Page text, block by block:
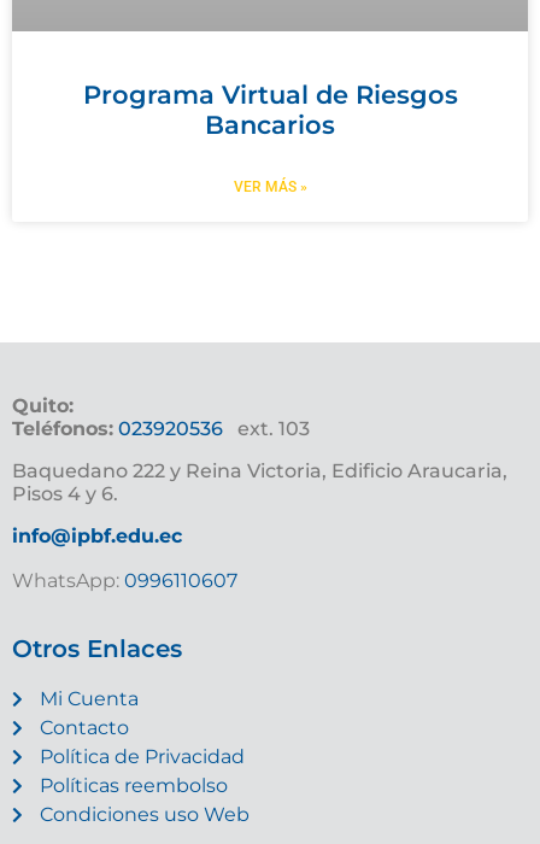
Programa Virtual de Riesgos
Bancarios
VER MÁS »
Quito:
Teléfonos: 023920536 ext. 103
Baquedano 222 y Reina Victoria, Edificio Araucaria,
Pisos 4 y 6.
info@ipbf.edu.ec
WhatsApp: 0996110607
Otros Enlaces
Mi Cuenta
Contacto
Política de Privacidad
Políticas reembolso
Condiciones uso Web